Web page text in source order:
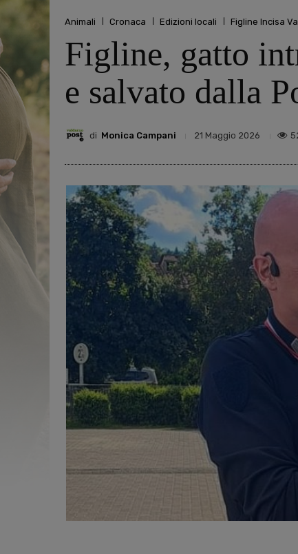
Animali Cronaca Edizioni locali Figline Incisa
Figline, gatto
e salvato dalla
di Monica Campani 21 Maggio 2026